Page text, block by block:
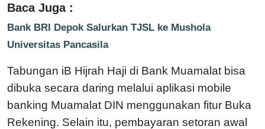
Baca Juga :
Bank BRI Depok Salurkan TJSL ke Mushola
Universitas Pancasila
Tabungan iB Hijrah Haji di Bank Muamalat bisa
dibuka secara daring melalui aplikasi mobile
banking Muamalat DIN menggunakan fitur Buka
Rekening. Selain itu, pembayaran setoran awal